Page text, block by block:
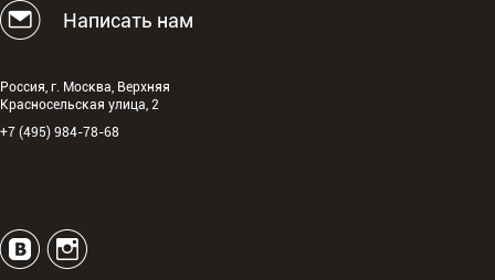
Написать нам
Россия, г. Москва, Верхняя
Красносельская улица, 2
+7 (495) 984-78-68